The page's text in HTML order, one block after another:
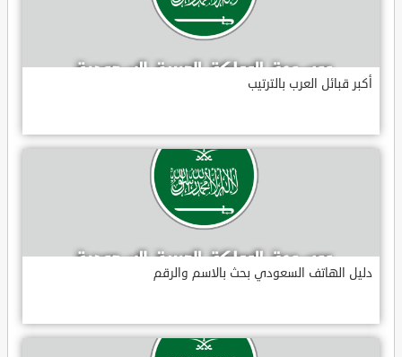
أكبر قبائل العرب بالترتيب
دليل الهاتف السعودي بحث بالاسم والرقم